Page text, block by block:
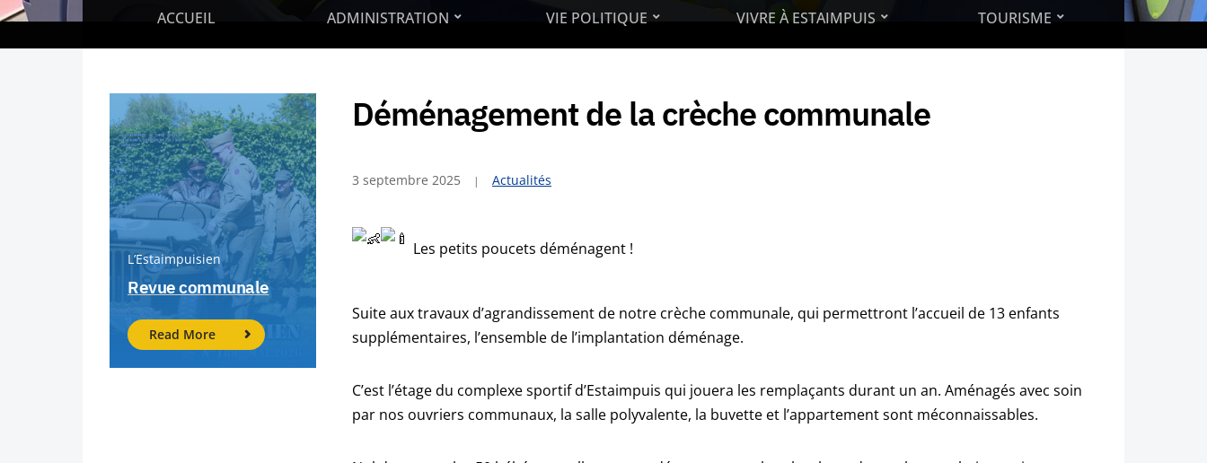
ACCUEIL ADMINISTRATION VIE POLITIQUE VIVRE À ESTAIMPUIS TOURISME
L’Estaimpuisien
Revue communale
Read More
Déménagement de la crèche communale
3 septembre 2025 Actualités
Les petits poucets déménagent !
Suite aux travaux d’agrandissement de notre crèche communale, qui permettront l’accueil de 13 enfants
supplémentaires, l’ensemble de l’implantation déménage.
C’est l’étage du complexe sportif d’Estaimpuis qui jouera les remplaçants durant un an. Aménagés avec soin
par nos ouvriers communaux, la salle polyvalente, la buvette et l’appartement sont méconnaissables.